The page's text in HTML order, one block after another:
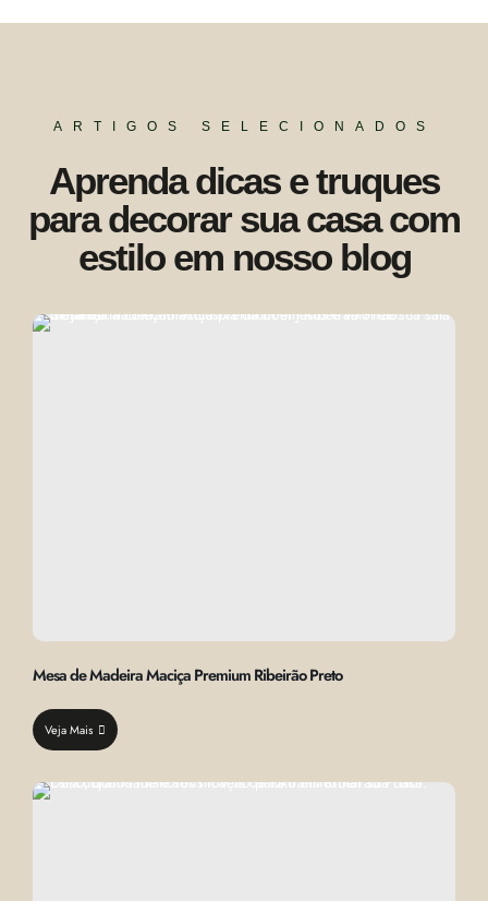
ARTIGOS SELECIONADOS
Aprenda dicas e truques
para decorar sua casa com
estilo em nosso blog
Mesa de Madeira Maciça Premium Ribeirão Preto
Veja Mais